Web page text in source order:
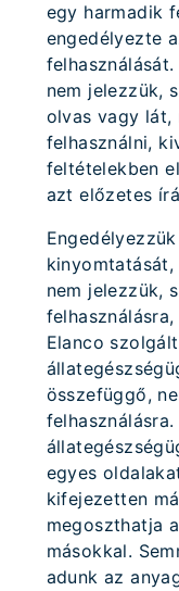
egy harmadik
engedélyezte
nem jelezzük,
olvas vagy lát,
felhasználni,
feltételekben
azt előzetes
nem jelezzük,
Elanco
összefüggő,
egyes
kifejezetten
megoszthatja
másokkal.
adunk az